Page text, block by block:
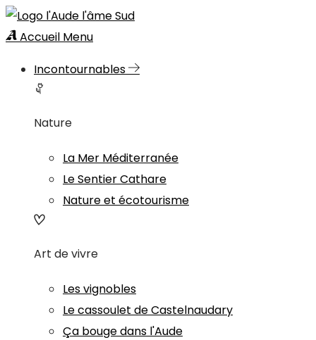
Accueil Menu
Incontournables
Nature
La Mer Méditerranée
Le Sentier Cathare
Nature et écotourisme
Art de vivre
Les vignobles
Le cassoulet de Castelnaudary
Ça bouge dans l'Aude